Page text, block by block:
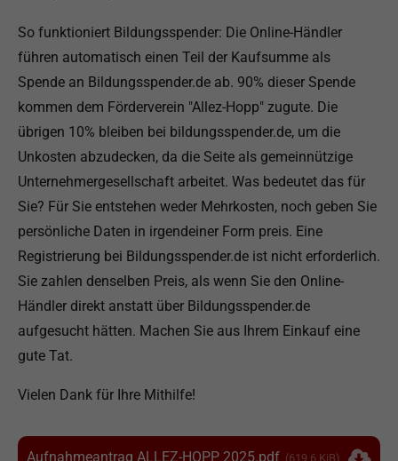
So funktioniert Bildungsspender: Die Online-Händler
führen automatisch einen Teil der Kaufsumme als
Spende an Bildungsspender.de ab. 90% dieser Spende
kommen dem Förderverein "Allez-Hopp" zugute. Die
übrigen 10% bleiben bei bildungsspender.de, um die
Unkosten abzudecken, da die Seite als gemeinnützige
Unternehmergesellschaft arbeitet. Was bedeutet das für
Sie? Für Sie entstehen weder Mehrkosten, noch geben Sie
persönliche Daten in irgendeiner Form preis. Eine
Registrierung bei Bildungsspender.de ist nicht erforderlich.
Sie zahlen denselben Preis, als wenn Sie den Online-
Händler direkt anstatt über Bildungsspender.de
aufgesucht hätten. Machen Sie aus Ihrem Einkauf eine
gute Tat.
Vielen Dank für Ihre Mithilfe!
Aufnahmeantrag ALLEZ-HOPP 2025.pdf (619,6 KiB)